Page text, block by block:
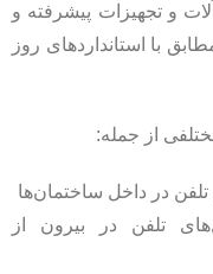
و تجهیزات پیشرفته و
با استانداردهای روز
از جمله:
در داخل ساختمان‌ها
تلفن در بیرون از